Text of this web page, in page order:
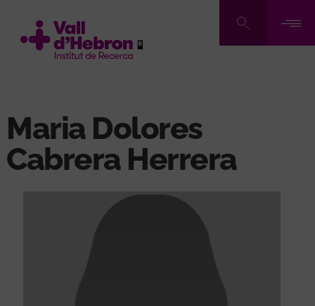
contingut
Maria Dolores
Cabrera Herrera